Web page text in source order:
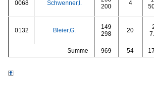
0068 Schwenner,I.
200
4
0132 Bleier,G.
149
298
20
Summe 969 54